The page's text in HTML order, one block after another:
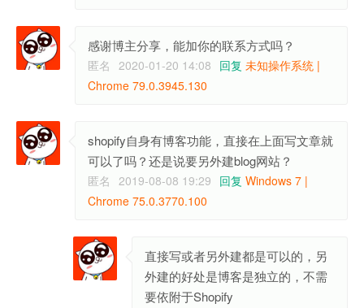
感谢博主分享，能加你的联系方式吗？
匿名 2020-01-20 14:08 回复 未知操作系统 |
Chrome 79.0.3945.130
shopify自身有博客功能，直接在上面写文章就
可以了吗？还是说要另外建blog网站？
匿名 2019-08-08 19:29 回复 Windows 7 |
Chrome 75.0.3770.100
直接写或者另外建都是可以的，另
外建的好处是博客是独立的，不需
要依附于Shopify